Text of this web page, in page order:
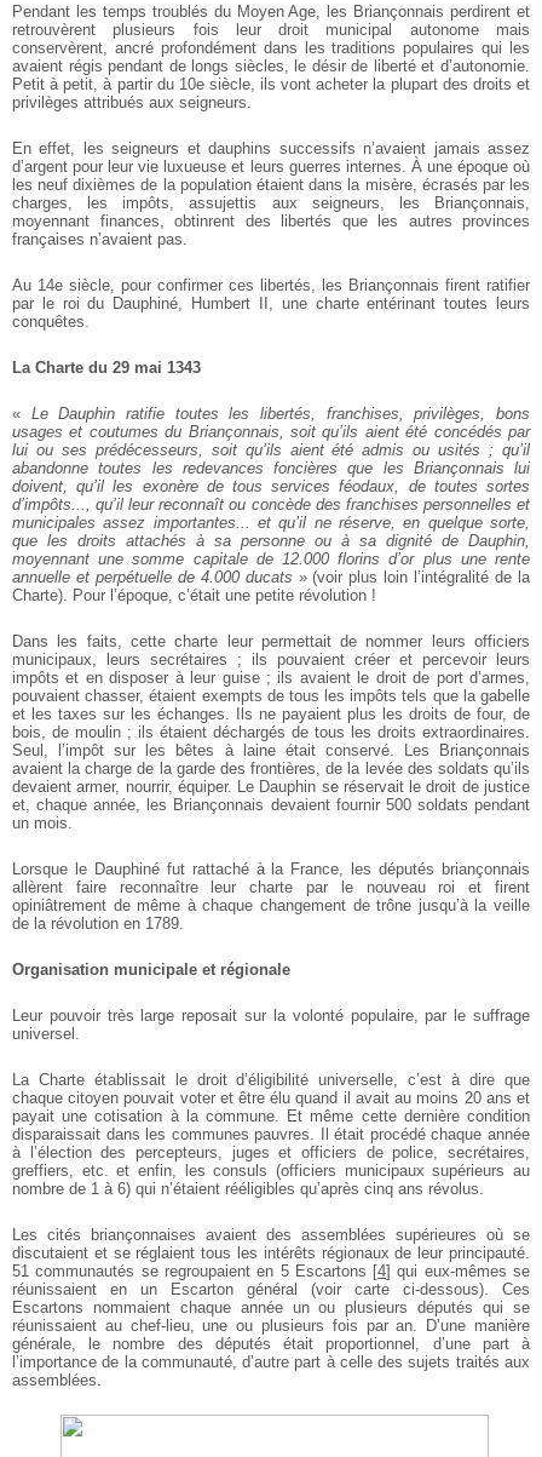
Pendant les temps troublés du Moyen Age, les Briançonnais perdirent et
retrouvèrent plusieurs fois leur droit municipal autonome mais
conservèrent, ancré profondément dans les traditions populaires qui les
avaient régis pendant de longs siècles, le désir de liberté et d’autonomie.
Petit à petit, à partir du 10e siècle, ils vont acheter la plupart des droits et
privilèges attribués aux seigneurs.
En effet, les seigneurs et dauphins successifs n’avaient jamais assez
d’argent pour leur vie luxueuse et leurs guerres internes. À une époque où
les neuf dixièmes de la population étaient dans la misère, écrasés par les
charges, les impôts, assujettis aux seigneurs, les Briançonnais,
moyennant finances, obtinrent des libertés que les autres provinces
françaises n’avaient pas.
Au 14e siècle, pour confirmer ces libertés, les Briançonnais firent ratifier
par le roi du Dauphiné, Humbert II, une charte entérinant toutes leurs
conquêtes.
La Charte du 29 mai 1343
« Le Dauphin ratifie toutes les libertés, franchises, privilèges, bons
usages et coutumes du Briançonnais, soit qu’ils aient été concédés par
lui ou ses prédécesseurs, soit qu’ils aient été admis ou usités ; qu’il
abandonne toutes les redevances foncières que les Briançonnais lui
doivent, qu’il les exonère de tous services féodaux, de toutes sortes
d’impôts..., qu’il leur reconnaît ou concède des franchises personnelles et
municipales assez importantes... et qu’il ne réserve, en quelque sorte,
que les droits attachés à sa personne ou à sa dignité de Dauphin,
moyennant une somme capitale de 12.000 florins d’or plus une rente
annuelle et perpétuelle de 4.000 ducats » (voir plus loin l’intégralité de la
Charte). Pour l’époque, c’était une petite révolution !
Dans les faits, cette charte leur permettait de nommer leurs officiers
municipaux, leurs secrétaires ; ils pouvaient créer et percevoir leurs
impôts et en disposer à leur guise ; ils avaient le droit de port d’armes,
pouvaient chasser, étaient exempts de tous les impôts tels que la gabelle
et les taxes sur les échanges. Ils ne payaient plus les droits de four, de
bois, de moulin ; ils étaient déchargés de tous les droits extraordinaires.
Seul, l’impôt sur les bêtes à laine était conservé. Les Briançonnais
avaient la charge de la garde des frontières, de la levée des soldats qu’ils
devaient armer, nourrir, équiper. Le Dauphin se réservait le droit de justice
et, chaque année, les Briançonnais devaient fournir 500 soldats pendant
un mois.
Lorsque le Dauphiné fut rattaché à la France, les députés briançonnais
allèrent faire reconnaître leur charte par le nouveau roi et firent
opiniâtrement de même à chaque changement de trône jusqu’à la veille
de la révolution en 1789.
Organisation municipale et régionale
Leur pouvoir très large reposait sur la volonté populaire, par le suffrage
universel.
La Charte établissait le droit d’éligibilité universelle, c’est à dire que
chaque citoyen pouvait voter et être élu quand il avait au moins 20 ans et
payait une cotisation à la commune. Et même cette dernière condition
disparaissait dans les communes pauvres. Il était procédé chaque année
à l’élection des percepteurs, juges et officiers de police, secrétaires,
greffiers, etc. et enfin, les consuls (officiers municipaux supérieurs au
nombre de 1 à 6) qui n’étaient rééligibles qu’après cinq ans révolus.
Les cités briançonnaises avaient des assemblées supérieures où se
discutaient et se réglaient tous les intérêts régionaux de leur principauté.
51 communautés se regroupaient en 5 Escartons [4] qui eux-mêmes se
réunissaient en un Escarton général (voir carte ci-dessous). Ces
Escartons nommaient chaque année un ou plusieurs députés qui se
réunissaient au chef-lieu, une ou plusieurs fois par an. D’une manière
générale, le nombre des députés était proportionnel, d’une part à
l’importance de la communauté, d’autre part à celle des sujets traités aux
assemblées.